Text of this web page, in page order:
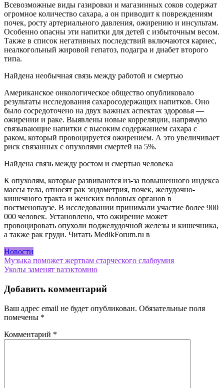
Всевозможные виды газировки и магазинных соков содержат
огромное количество сахара, а он приводит к повреждениям
почек, росту артериального давления, ожирению и инсультам.
Особенно опасны эти напитки для детей с избыточным весом.
Также в список негативных последствий включаются кариес,
неалкогольный жировой гепатоз, подагра и диабет второго
типа.
Найдена необычная связь между работой и смертью
Американское онкологическое общество опубликовало
результаты исследования сахаросодержащих напитков. Оно
было сосредоточено на двух важных аспектах здоровья —
ожирении и раке. Выявлены новые корреляции, напрямую
связывающие напитки с высоким содержанием сахара с
раком, который провоцируется ожирением. А это увеличивает
риск связанных с опухолями смертей на 5%.
Найдена связь между ростом и смертью человека
К опухолям, которые развиваются из-за повышенного индекса
массы тела, относят рак эндометрия, почек, желудочно-
кишечного тракта и женских половых органов в
постменопаузе. В исследовании принимали участие более 900
000 человек. Установлено, что ожирение может
провоцировать опухоли поджелудочной железы и кишечника,
а также рак груди. Читать MedikForum.ru в
Новости
Навигация
по
записям
Музыка поможет жертвам старческого слабоумия
Уколы заменят вазэктомию
Добавить комментарий
Ваш адрес email не будет опубликован. Обязательные поля
помечены *
Комментарий *